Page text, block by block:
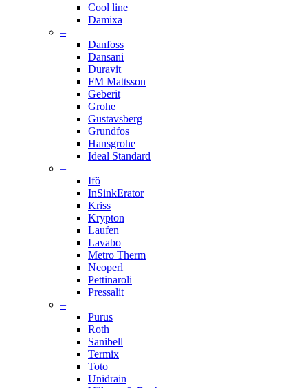
Cool line
Damixa
–
Danfoss
Dansani
Duravit
FM Mattsson
Geberit
Grohe
Gustavsberg
Grundfos
Hansgrohe
Ideal Standard
–
Ifö
InSinkErator
Kriss
Krypton
Laufen
Lavabo
Metro Therm
Neoperl
Pettinaroli
Pressalit
–
Purus
Roth
Sanibell
Termix
Toto
Unidrain